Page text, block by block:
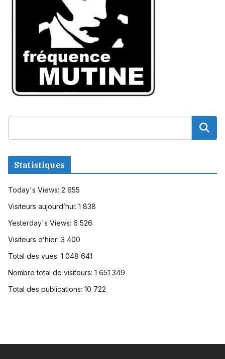
Statistiques
Today's Views: 2 655
Visiteurs aujourd’hui: 1 838
Yesterday's Views: 6 526
Visiteurs d’hier: 3 400
Total des vues: 1 048 641
Nombre total de visiteurs: 1 651 349
Total des publications: 10 722